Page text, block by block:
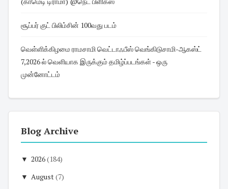
சூப்பர் குட் பிலிம்சின் 100வது படம்
வெள்ளிக்கிழமை ராமசாமி வெட்டாஃபீஸ் வெங்கிடுசாமி-ஆகஸ்ட்
7,2026 ல் வெளியாக இருக்கும் தமிழ்ப்படங்கள் - ஒரு
முன்னோட்டம்
Blog Archive
▼ 2026(184)
▼ August(7)